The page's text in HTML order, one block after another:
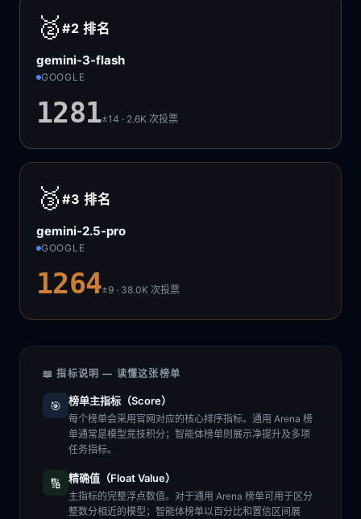
🥈 #2排名
gemini-3-flash
GOOGLE
1281±14 · 2.6K次投票
🥉 #3排名
gemini-2.5-pro
GOOGLE
1264±9 · 38.0K次投票
📖 指标说明 — 读懂这张榜单
🎯 榜单主指标（Score）
每个榜单会采用官网对应的核心排序指标。通用 Arena 榜
单通常是模型竞技积分；智能体榜单则展示净提升及多项
任务指标。
🔢 精确值（Float Value）
主指标的完整浮点数值。对于通用 Arena 榜单可用于区分
整数分相近的模型；智能体榜单以百分比和置信区间展